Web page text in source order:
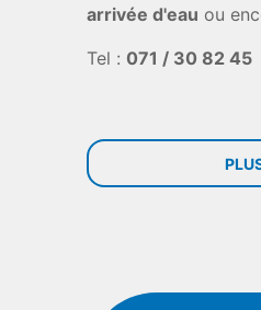
arrivée d'eau ou
Tel : 071 / 30 82 45